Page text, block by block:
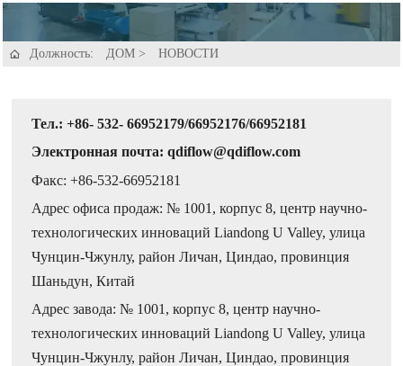
 Должность: ДОМ > НОВОСТИ
Тел.: +86- 532- 66952179/66952176/66952181
Электронная почта: qdiflow@qdiflow.com
Факс: +86-532-66952181
Адрес офиса продаж: № 1001, корпус 8, центр научно-
технологических инноваций Liandong U Valley, улица
Чунцин-Чжунлу, район Личан, Циндао, провинция
Шаньдун, Китай
Адрес завода: № 1001, корпус 8, центр научно-
технологических инноваций Liandong U Valley, улица
Чунцин-Чжунлу, район Личан, Циндао, провинция